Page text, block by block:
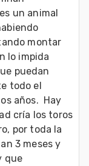
un animal
montar
lo impida
puedan
todo el
años.  Hay
cría los toros
por toda la
3 meses y
que